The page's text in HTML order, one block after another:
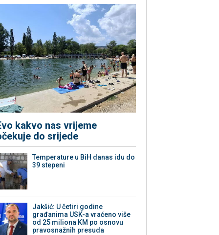
kakvo nas vrijeme
do srijede
Temperature u BiH danas idu do
39 stepeni
Jakšić: U četiri godine
građanima USK-a vraćeno više
od 25 miliona KM po osnovu
pravosnažnih presuda